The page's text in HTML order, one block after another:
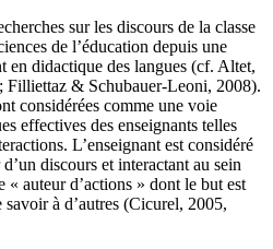
sur les discours de la classe
de l’éducation depuis une
en didactique des langues (cf. Altet,
& Schubauer-Leoni, 2008).
considérées comme une voie
effectives des enseignants telles
L’enseignant est considéré
discours et interactant au sein
« auteur d’actions » dont le but est
savoir à d’autres (Cicurel, 2005,